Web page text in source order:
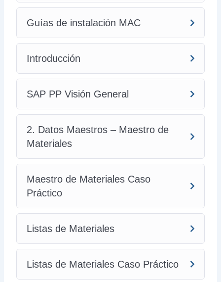
Guías de instalación MAC
Introducción
SAP PP Visión General
2. Datos Maestros – Maestro de
Materiales
Maestro de Materiales Caso
Práctico
Listas de Materiales
Listas de Materiales Caso Práctico